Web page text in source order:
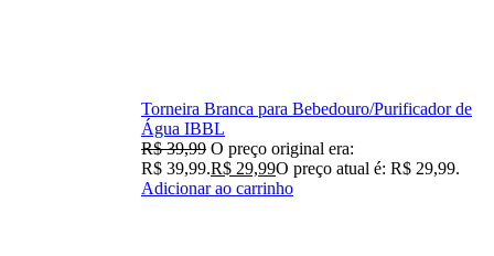
Torneira Branca para Bebedouro/Purificador de
Água IBBL
R$39,99 O preço original era:
R$ 39,99.R$ 29,99O preço atual é: R$ 29,99.
Adicionar ao carrinho